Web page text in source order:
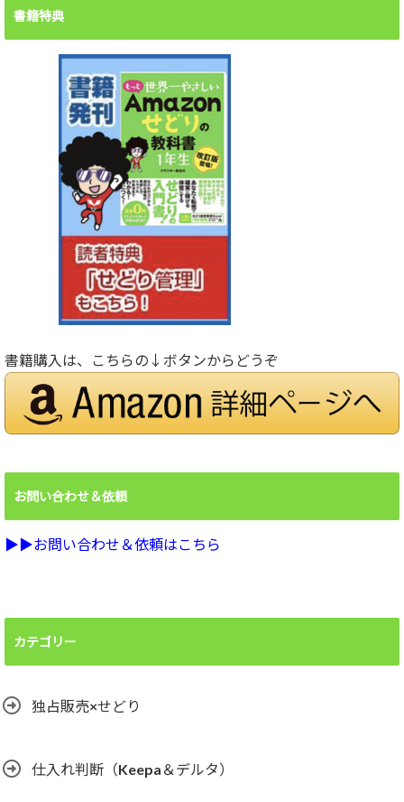
書籍特典
書籍購入は、こちらの↓ボタンからどうぞ
お問い合わせ＆依頼
▶︎▶︎お問い合わせ＆依頼はこちら
カテゴリー
独占販売×せどり
仕入れ判断（Keepa＆デルタ）